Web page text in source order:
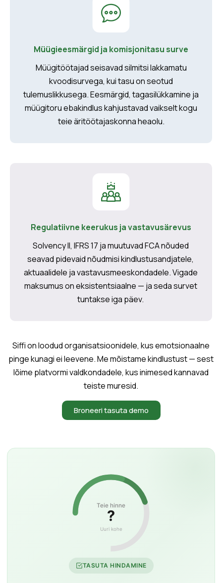
Müügieesmärgid ja komisjonitasu surve
Müügitöötajad seisavad silmitsi lakkamatu
kvoodisurvega, kui tasu on seotud
tulemuslikkusega. Eesmärgid, tagasilükkamine ja
müügitoru ebakindlus kahjustavad vaikselt kogu
teie äritöötajaskonna heaolu.
Regulatiivne keerukus ja vastavusärevus
Solvency II, IFRS 17 ja muutuvad FCA nõuded
seavad pidevaid nõudmisi kindlustusandjatele,
aktuaalidele ja vastavusmeeskondadele. Vigade
maksumus on eksistentsiaalne — ja seda survet
tuntakse iga päev.
Siffi on loodud organisatsioonidele, kus emotsionaalne
pinge kunagi ei leevene. Me mõistame kindlustust — sest
lõime platvormi valdkondadele, kus inimesed kannavad
teiste muresid.
Broneeri tasuta demo
TASUTA HINDAMINE
Teie hinne
?
Uuri kohe